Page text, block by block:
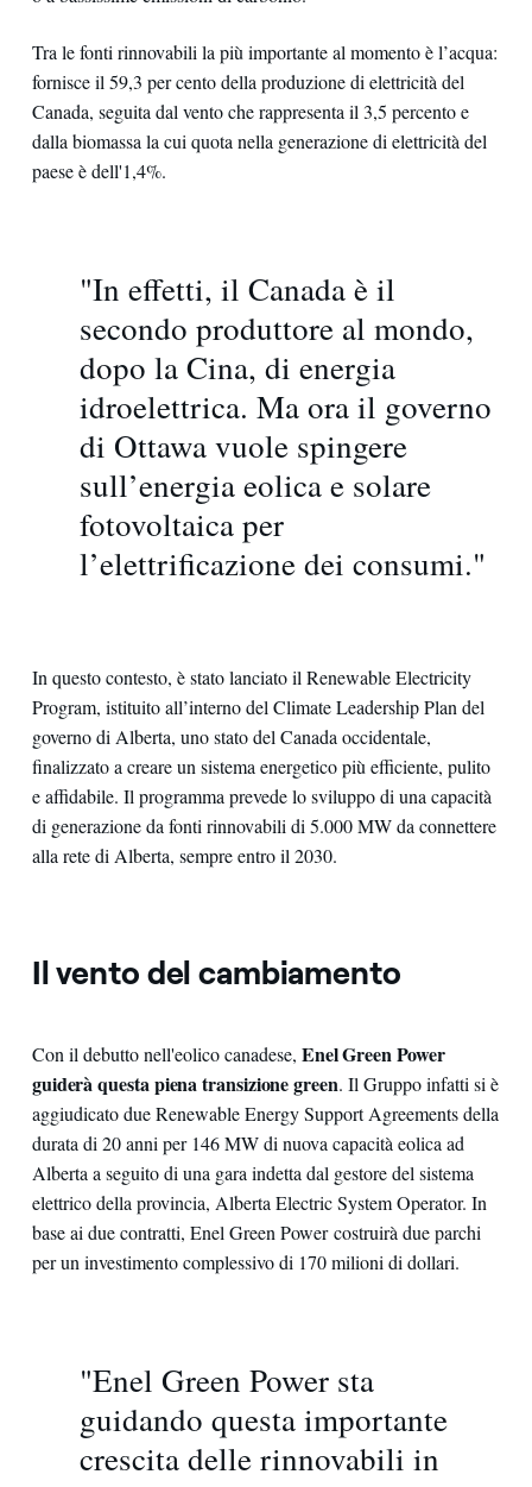
Tra le fonti rinnovabili la più importante al momento è l’acqua:
fornisce il 59,3 per cento della produzione di elettricità del
Canada, seguita dal vento che rappresenta il 3,5 percento e
dalla biomassa la cui quota nella generazione di elettricità del
paese è dell'1,4%.
"In effetti, il Canada è il
secondo produttore al mondo,
dopo la Cina, di energia
idroelettrica. Ma ora il governo
di Ottawa vuole spingere
sull’energia eolica e solare
fotovoltaica per
l’elettrificazione dei consumi."
In questo contesto, è stato lanciato il Renewable Electricity
Program, istituito all’interno del Climate Leadership Plan del
governo di Alberta, uno stato del Canada occidentale,
finalizzato a creare un sistema energetico più efficiente, pulito
e affidabile. Il programma prevede lo sviluppo di una capacità
di generazione da fonti rinnovabili di 5.000 MW da connettere
alla rete di Alberta, sempre entro il 2030.
Il vento del cambiamento
Con il debutto nell'eolico canadese, Enel Green Power
guiderà questa piena transizione green. Il Gruppo infatti si è
aggiudicato due Renewable Energy Support Agreements della
durata di 20 anni per 146 MW di nuova capacità eolica ad
Alberta a seguito di una gara indetta dal gestore del sistema
elettrico della provincia, Alberta Electric System Operator. In
base ai due contratti, Enel Green Power costruirà due parchi
per un investimento complessivo di 170 milioni di dollari.
"Enel Green Power sta
guidando questa importante
crescita delle rinnovabili in